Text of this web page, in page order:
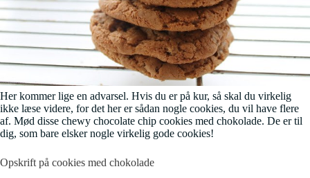
Her kommer lige en advarsel. Hvis du er på kur, så skal du virkelig
ikke læse videre, for det her er sådan nogle cookies, du vil have flere
af. Mød disse chewy chocolate chip cookies med chokolade. De er til
dig, som bare elsker nogle virkelig gode cookies!
Opskrift på cookies med chokolade